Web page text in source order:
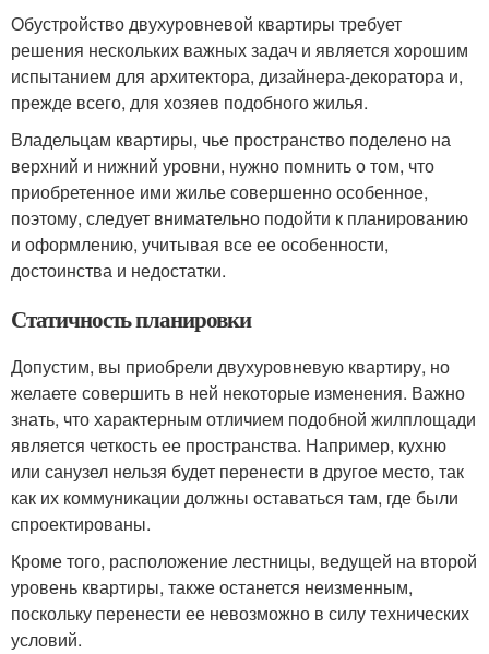
Обустройство двухуровневой квартиры требует
решения нескольких важных задач и является хорошим
испытанием для архитектора, дизайнера-декоратора и,
прежде всего, для хозяев подобного жилья.
Владельцам квартиры, чье пространство поделено на
верхний и нижний уровни, нужно помнить о том, что
приобретенное ими жилье совершенно особенное,
поэтому, следует внимательно подойти к планированию
и оформлению, учитывая все ее особенности,
достоинства и недостатки.
Статичность планировки
Допустим, вы приобрели двухуровневую квартиру, но
желаете совершить в ней некоторые изменения. Важно
знать, что характерным отличием подобной жилплощади
является четкость ее пространства. Например, кухню
или санузел нельзя будет перенести в другое место, так
как их коммуникации должны оставаться там, где были
спроектированы.
Кроме того, расположение лестницы, ведущей на второй
уровень квартиры, также останется неизменным,
поскольку перенести ее невозможно в силу технических
условий.